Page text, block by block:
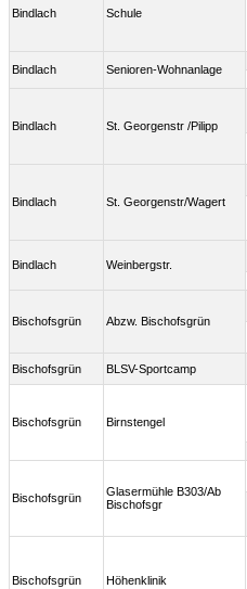
Bindlach Schule
Bindlach Senioren-Wohnanlage
Bindlach St. Georgenstr /Pilipp
Bindlach St. Georgenstr/Wagert
Bindlach Weinbergstr.
Bischofsgrün Abzw. Bischofsgrün
Bischofsgrün BLSV-Sportcamp
Bischofsgrün Birnstengel
Bischofsgrün
Glasermühle B303/Ab
Bischofsgr
Bischofsgrün Höhenklinik